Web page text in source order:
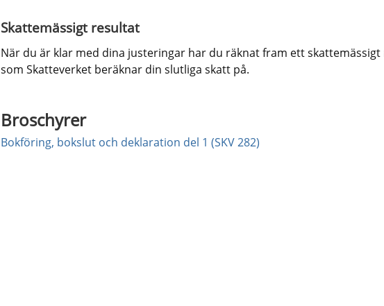
Skattemässigt resultat
När du är klar med dina justeringar har du räknat fram ett
som Skatteverket beräknar din slutliga skatt på.
Broschyrer
Bokföring, bokslut och deklaration del 1 (SKV 282)